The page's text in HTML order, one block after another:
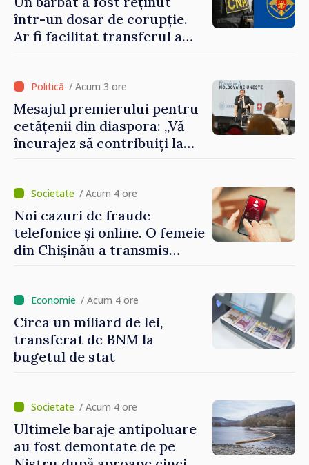
într-un dosar de corupție.
Ar fi facilitat transferul a
/ Acum 3 ore
Mesajul premierului pentru
cetățenii din diaspora: „Vă
încurajez să contribuiți la
/ Acum 4 ore
Noi cazuri de fraude
telefonice și online. O femeie
din Chișinău a transmis
/ Acum 4 ore
Circa un miliard de lei,
transferat de BNM la
bugetul de stat
/ Acum 4 ore
Ultimele baraje antipoluare
au fost demontate de pe